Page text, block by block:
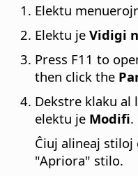
Elektu
Elektu je Vidigi
Press F11 to
then click the
Dekstre klaku al
elektu je Modifi.
Ĉiuj alineaj stiloj
"Apriora" stilo.